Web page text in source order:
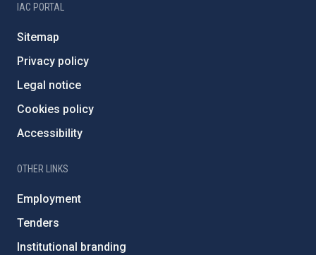
IAC PORTAL
Sitemap
Privacy policy
Legal notice
Cookies policy
Accessibility
OTHER LINKS
Employment
Tenders
Institutional branding